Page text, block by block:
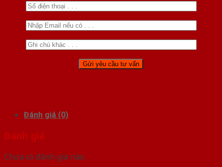
Đánh giá (0)
Đánh giá
Chưa có đánh giá nào.